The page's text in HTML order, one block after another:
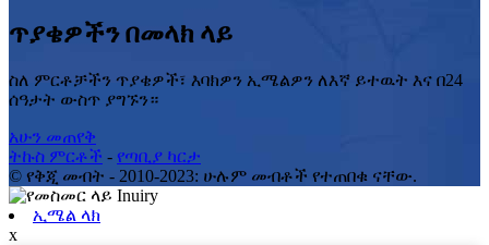
ጥያቄዎችን በመላክ ላይ
ስለ ምርቶቻችን ጥያቄዎች፣ እባክዎን ኢሜልዎን ለእኛ ይተዉት እና በ24
ሰዓታት ውስጥ ያግኙን።
አሁን መጠየቅ
ትኩስ ምርቶች - የጣቢያ ካርታ
© የቅጂ መብት - 2010-2023: ሁሉም መብቶች የተጠበቁ ናቸው.
ኢሜል ላክ
x